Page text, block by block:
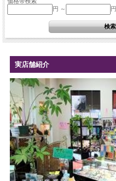
円 ～
円
実店舗紹介